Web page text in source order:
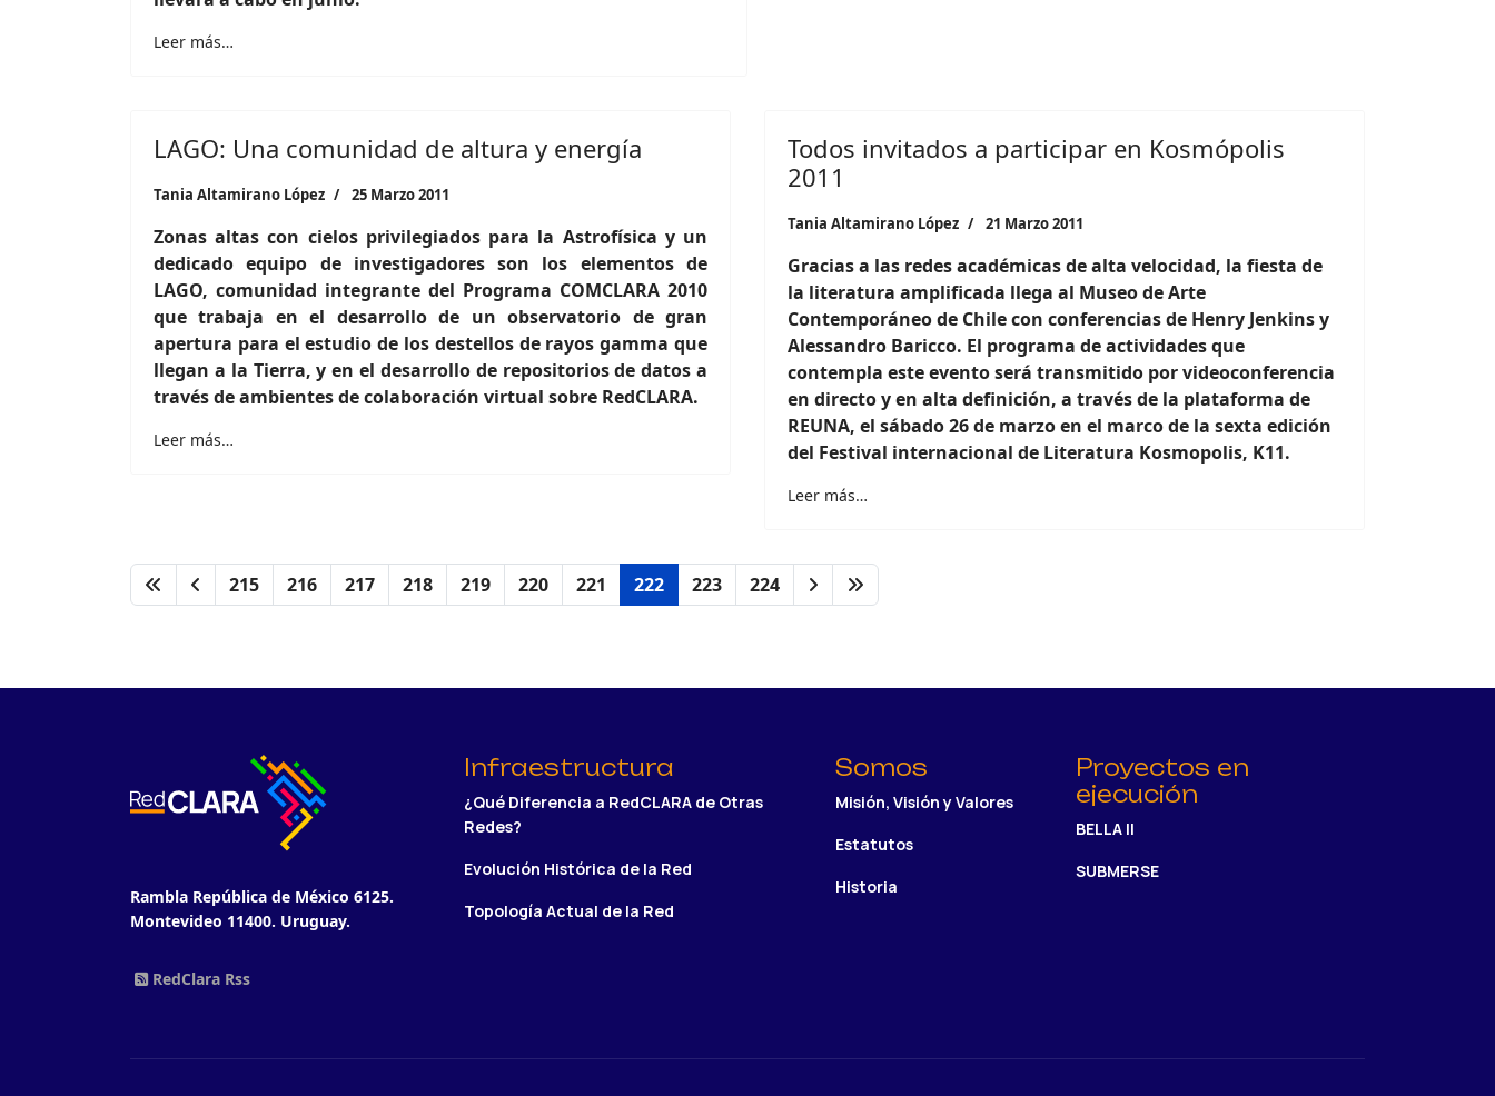
Leer más…
LAGO: Una comunidad de altura y energía
Tania Altamirano López 25 Marzo 2011
Zonas altas con cielos privilegiados para la Astrofísica y un
dedicado equipo de investigadores son los elementos de
LAGO, comunidad integrante del Programa COMCLARA 2010
que trabaja en el desarrollo de un observatorio de gran
apertura para el estudio de los destellos de rayos gamma que
llegan a la Tierra, y en el desarrollo de repositorios de datos a
través de ambientes de colaboración virtual sobre RedCLARA.
Leer más…
Todos invitados a participar en Kosmópolis
2011
Tania Altamirano López 21 Marzo 2011
Gracias a las redes académicas de alta velocidad, la fiesta de
la literatura amplificada llega al Museo de Arte
Contemporáneo de Chile con conferencias de Henry Jenkins y
Alessandro Baricco. El programa de actividades que
contempla este evento será transmitido por videoconferencia
en directo y en alta definición, a través de la plataforma de
REUNA, el sábado 26 de marzo en el marco de la sexta edición
del Festival internacional de Literatura Kosmopolis, K11.
Leer más…
215 216 217 218 219 220 221 222 223 224
Rambla República de México 6125.
Montevideo 11400. Uruguay.
RedClara Rss
Infraestructura
¿Qué Diferencia a RedCLARA de Otras
Redes?
Evolución Histórica de la Red
Topología Actual de la Red
Somos
Misión, Visión y Valores
Estatutos
Historia
Proyectos en
ejecución
BELLA II
SUBMERSE